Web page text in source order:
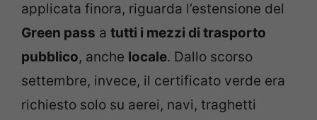
applicata finora, riguarda l’estensione del
Green pass a tutti i mezzi di trasporto
pubblico, anche locale. Dallo scorso
settembre, invece, il certificato verde era
richiesto solo su aerei, navi, traghetti